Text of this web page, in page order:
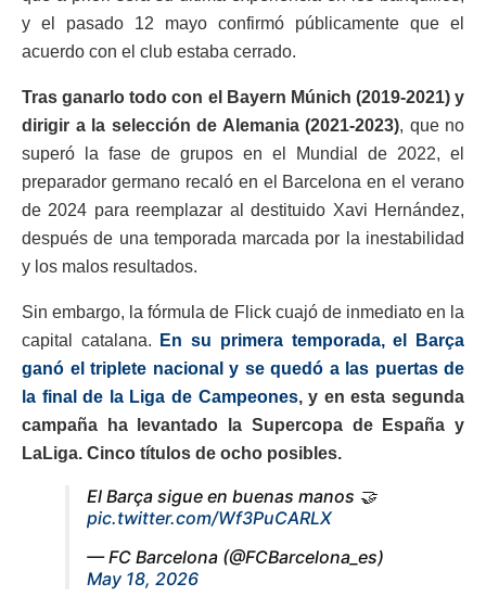
y el pasado 12 mayo confirmó públicamente que el
acuerdo con el club estaba cerrado.
Tras ganarlo todo con el Bayern Múnich (2019-2021) y
dirigir a la selección de Alemania (2021-2023), que no
superó la fase de grupos en el Mundial de 2022, el
preparador germano recaló en el Barcelona en el verano
de 2024 para reemplazar al destituido Xavi Hernández,
después de una temporada marcada por la inestabilidad
y los malos resultados.
Sin embargo, la fórmula de Flick cuajó de inmediato en la
capital catalana. En su primera temporada, el Barça
ganó el triplete nacional y se quedó a las puertas de
la final de la Liga de Campeones, y en esta segunda
campaña ha levantado la Supercopa de España y
LaLiga. Cinco títulos de ocho posibles.
El Barça sigue en buenas manos 🤝
pic.twitter.com/Wf3PuCARLX
— FC Barcelona (@FCBarcelona_es)
May 18, 2026